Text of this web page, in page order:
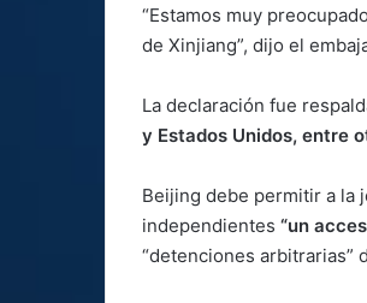
“Estamos muy
de Xinjiang”, dijo el
La declaración fue
y Estados Unidos, entre
Beijing debe permitir a la
independientes “un
“detenciones arbitrarias”